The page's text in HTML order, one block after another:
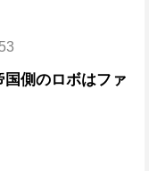
側のロボはファ